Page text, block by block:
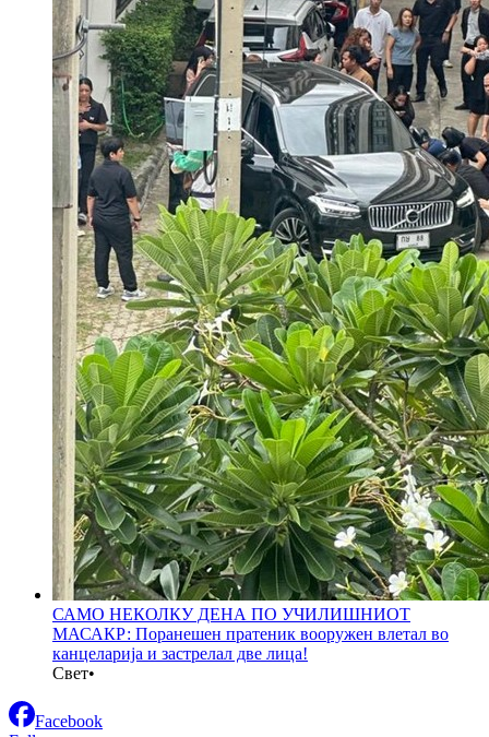
САМО НЕКОЛКУ ДЕНА ПО УЧИЛИШНИОТ
МАСАКР: Поранешен пратеник вооружен влетал во
канцеларија и застрелал две лица!
Свет•
Facebook